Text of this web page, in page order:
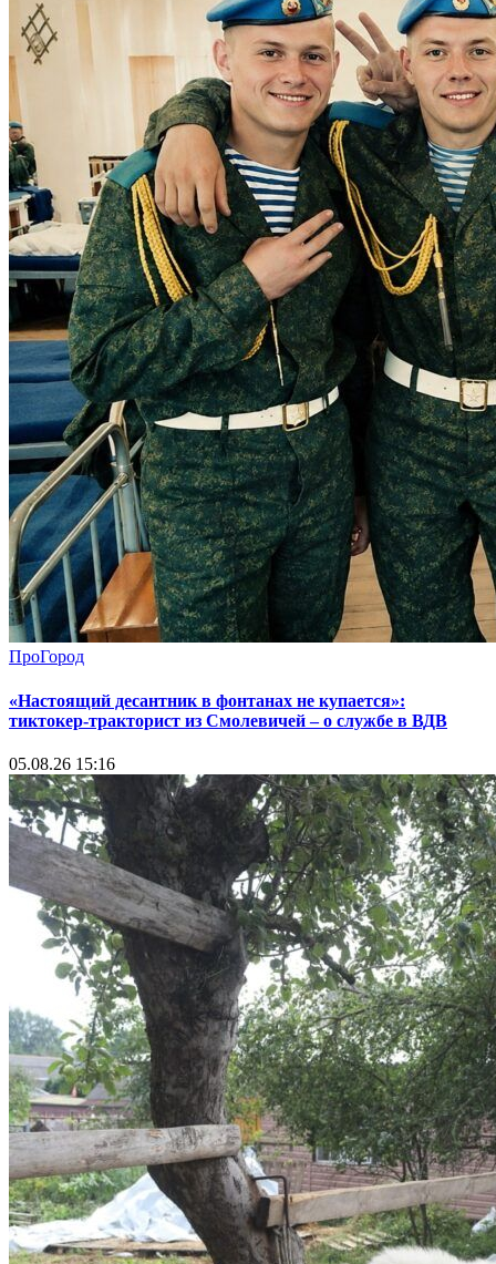
ПроГород
«Настоящий десантник в фонтанах не купается»:
тиктокер-тракторист из Смолевичей – о службе в ВДВ
05.08.26 15:16